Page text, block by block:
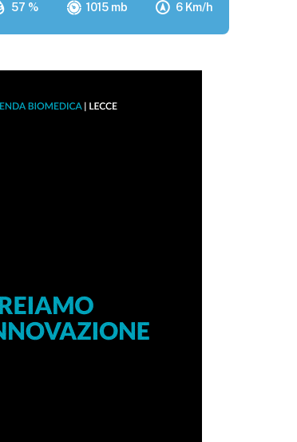
57 % 1015 mb 6 Km/h